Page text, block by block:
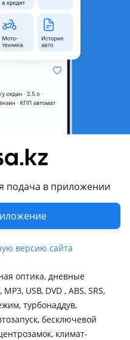
подача в приложении
версию сайта
Караганда, Карагандинская
2020 - н.в. 1 поколение
Лифтбек
Вариатор
Слева
Да
оптика, дневные
USB, DVD , ABS, SRS,
турбонаддув,
бесключевой
климат-